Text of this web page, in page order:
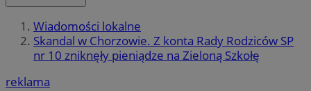
Wiadomości lokalne
Skandal w Chorzowie. Z konta Rady Rodziców SP
nr 10 zniknęły pieniądze na Zieloną Szkołę
reklama